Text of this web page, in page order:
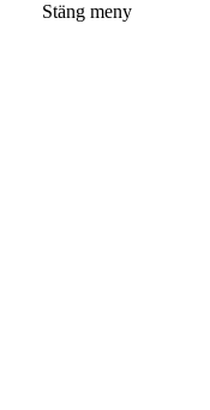
Stäng meny